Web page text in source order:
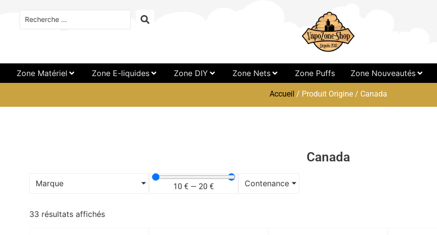
Zone Matériel Zone E-liquides Zone DIY Zone Nets Zone Puffs Zone Nouveautés
Accueil / Produit Origine / Canada
Canada
Marque 10 € —20 € Contenance
33 résultats affichés